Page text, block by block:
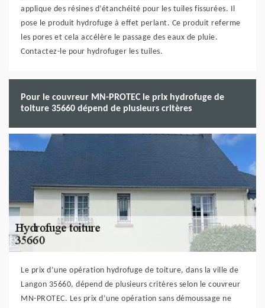
applique des résines d’étanchéité pour les tuiles fissurées. Il
pose le produit hydrofuge à effet perlant. Ce produit referme
les pores et cela accélère le passage des eaux de pluie.
Contactez-le pour hydrofuger les tuiles.
Pour le couvreur MN-PROTEC le prix hydrofuge de
toiture 35660 dépend de plusieurs critères
Le prix d’une opération hydrofuge de toiture, dans la ville de
Langon 35660, dépend de plusieurs critères selon le couvreur
MN-PROTEC. Les prix d’une opération sans démoussage ne